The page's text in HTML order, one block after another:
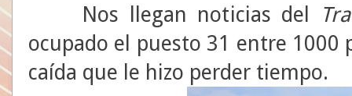
Nos llegan noticias del
ocupado el puesto 31 entre
caída que le hizo perder tiempo.